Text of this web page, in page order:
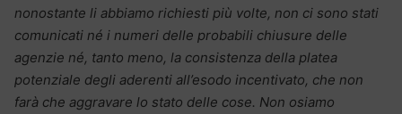
nonostante li abbiamo richiesti più volte, non ci sono stati
comunicati né i numeri delle probabili chiusure delle
agenzie né, tanto meno, la consistenza della platea
potenziale degli aderenti all’esodo incentivato, che non
farà che aggravare lo stato delle cose. Non osiamo